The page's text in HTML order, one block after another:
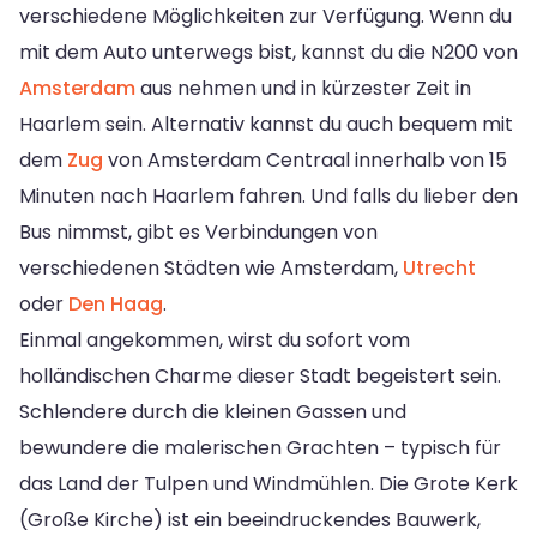
verschiedene Möglichkeiten zur Verfügung. Wenn du
mit dem Auto unterwegs bist, kannst du die N200 von
Amsterdamaus nehmen und in kürzester Zeit in
Haarlem sein. Alternativ kannst du auch bequem mit
dem Zug von Amsterdam Centraal innerhalb von 15
Minuten nach Haarlem fahren. Und falls du lieber den
Bus nimmst, gibt es Verbindungen von
verschiedenen Städten wie Amsterdam, Utrecht
oder Den Haag.
Einmal angekommen, wirst du sofort vom
holländischen Charme dieser Stadt begeistert sein.
Schlendere durch die kleinen Gassen und
bewundere die malerischen Grachten – typisch für
das Land der Tulpen und Windmühlen. Die Grote Kerk
(Große Kirche) ist ein beeindruckendes Bauwerk,